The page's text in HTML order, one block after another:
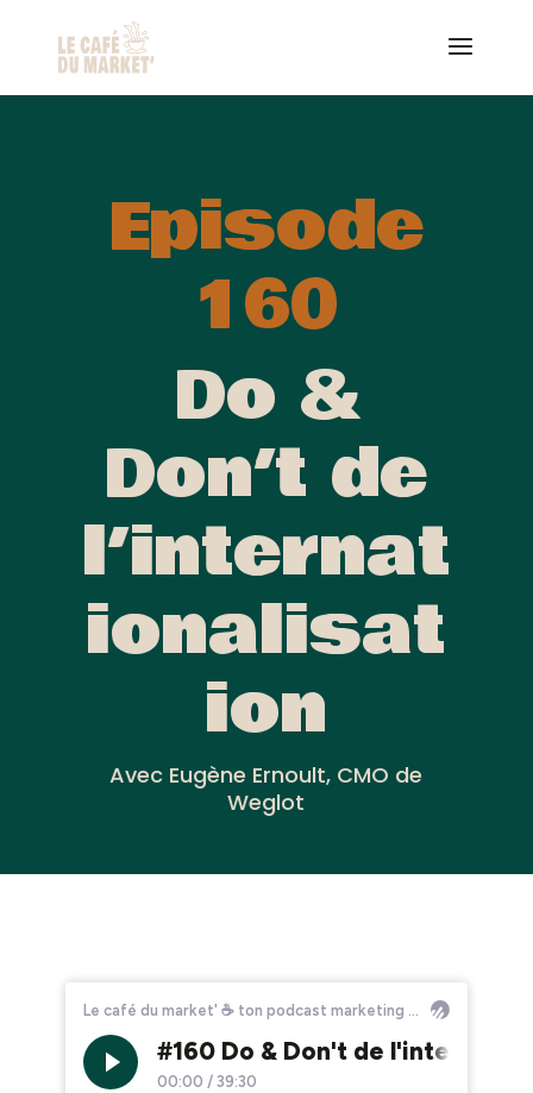
Episode
160
Do &
Don’t de
l’internat
ionalisat
ion
Avec Eugène Ernoult, CMO de
Weglot